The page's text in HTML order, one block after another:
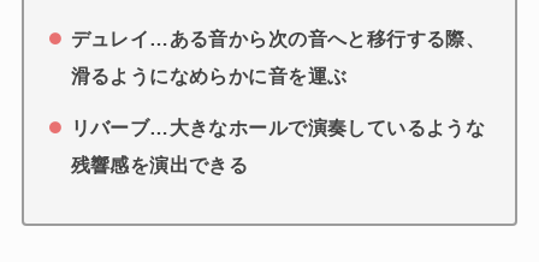
デュレイ…ある音から次の音へと移行する際、
滑るようになめらかに音を運ぶ
リバーブ…大きなホールで演奏しているような
残響感を演出できる